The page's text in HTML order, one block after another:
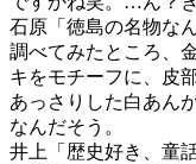
石原「徳島の名物な
調べてみたところ、
キをモチーフに、皮
あっさりした白あん
なんだそう。
井上「歴史好き、童